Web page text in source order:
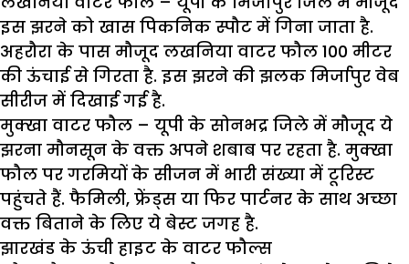
इस झरने को खास पिकनिक स्पौट में गिना जाता है.
अहरौरा के पास मौजूद लखनिया वाटर फौल 100 मीटर
की ऊंचाई से गिरता है. इस झरने की झलक मिर्जापुर वेब
सीरीज में दिखाई गई है.
मुक्खा वाटर फौल – यूपी के सोनभद्र जिले में मौजूद ये
झरना मौनसून के वक्त अपने शबाब पर रहता है. मुक्खा
फौल पर गरमियों के सीजन में भारी संख्या में टूरिस्ट
पहुंचते हैं. फैमिली, फ्रेंड्स या फिर पार्टनर के साथ अच्छा
वक्त बिताने के लिए ये बेस्ट जगह है.
झारखंड के ऊंची हाइट के वाटर फौल्स